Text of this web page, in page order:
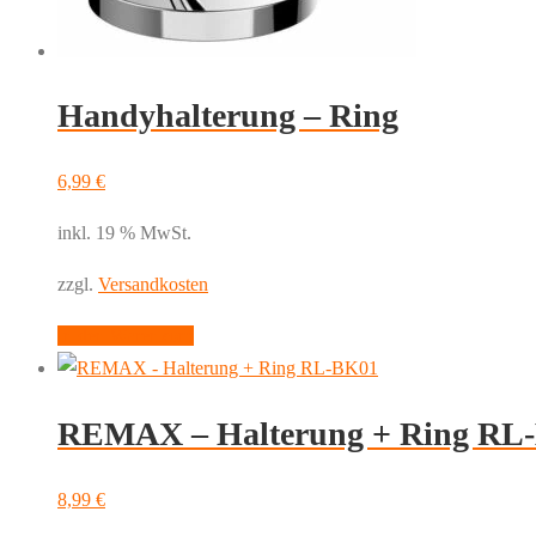
Handyhalterung – Ring
6,99 €
inkl. 19 % MwSt.
zzgl. Versandkosten
REMAX – Halterung + Ring
8,99 €